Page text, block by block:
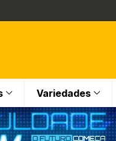
Variedades